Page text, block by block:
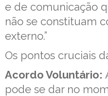
e de comunicação
não se constituam
externo.”
Os pontos cruciais
Acordo Voluntário:
pode se dar no